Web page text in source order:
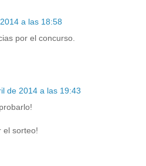
a las 18:58
por el concurso.
de 2014 a las 19:43
el sorteo!